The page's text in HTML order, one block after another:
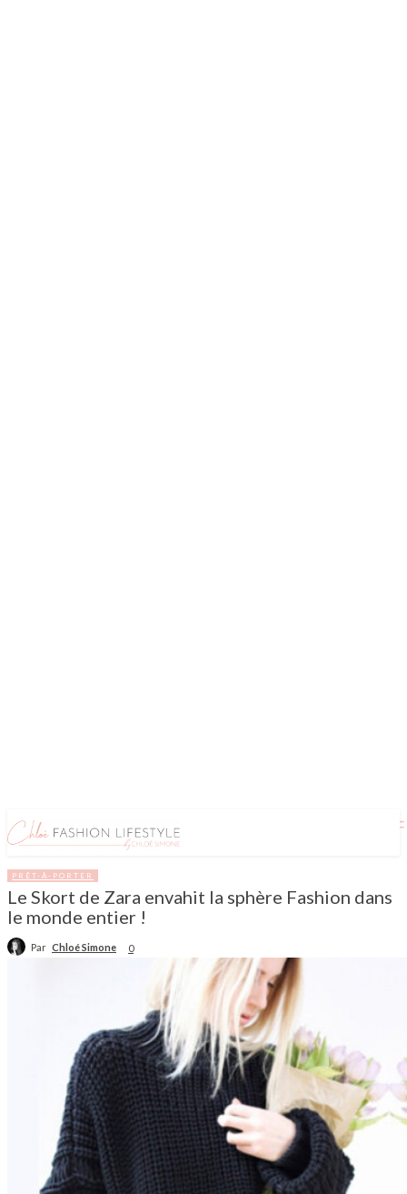
PRÊT-À-PORTER
Le Skort de Zara envahit la sphère Fashion dans
le monde entier !
Par Chloé Simone 0